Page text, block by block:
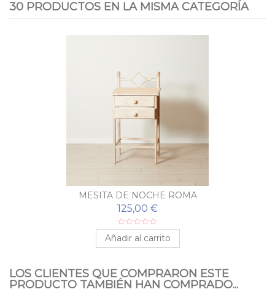
30 PRODUCTOS EN LA MISMA CATEGORÍA
MESITA DE NOCHE ROMA
125,00 €
Añadir al carrito
LOS CLIENTES QUE COMPRARON ESTE
PRODUCTO TAMBIÉN HAN COMPRADO...